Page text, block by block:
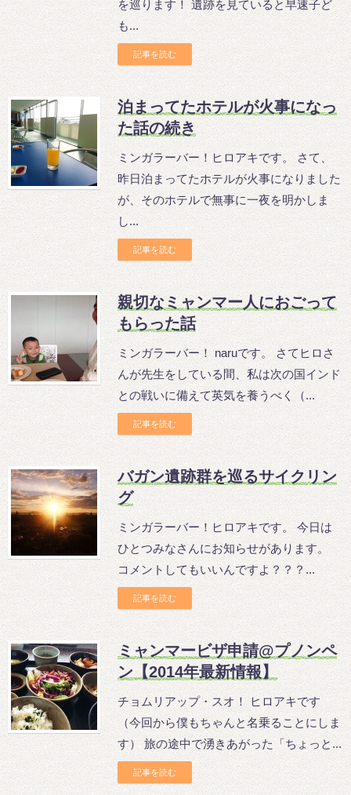
を巡ります！ 遺跡を見ていると早速子ど
も...
記事を読む
泊まってたホテルが火事になっ
た話の続き
ミンガラーバー！ヒロアキです。 さて、
昨日泊まってたホテルが火事になりました
が、そのホテルで無事に一夜を明かしま
し...
記事を読む
親切なミャンマー人におごって
もらった話
ミンガラーバー！ naruです。 さてヒロさ
んが先生をしている間、私は次の国インド
との戦いに備えて英気を養うべく（...
記事を読む
バガン遺跡群を巡るサイクリン
グ
ミンガラーバー！ヒロアキです。 今日は
ひとつみなさんにお知らせがあります。
コメントしてもいいんですよ？？？...
記事を読む
ミャンマービザ申請@プノンペ
ン【2014年最新情報】
チョムリアップ・スオ！ ヒロアキです
（今回から僕もちゃんと名乗ることにしま
す） 旅の途中で湧きあがった「ちょっと...
記事を読む